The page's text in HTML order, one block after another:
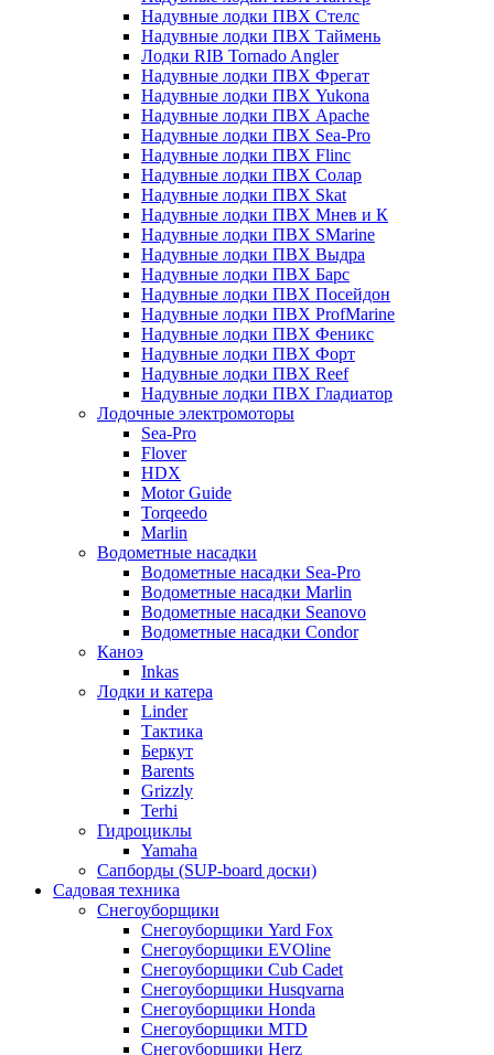
Надувные лодки ПВХ Стелс
Надувные лодки ПВХ Таймень
Лодки RIB Tornado Angler
Надувные лодки ПВХ Фрегат
Надувные лодки ПВХ Yukona
Надувные лодки ПВХ Apache
Надувные лодки ПВХ Sea-Pro
Надувные лодки ПВХ Flinc
Надувные лодки ПВХ Солар
Надувные лодки ПВХ Skat
Надувные лодки ПВХ Мнев и К
Надувные лодки ПВХ SMarine
Надувные лодки ПВХ Выдра
Надувные лодки ПВХ Барс
Надувные лодки ПВХ Посейдон
Надувные лодки ПВХ ProfMarine
Надувные лодки ПВХ Феникс
Надувные лодки ПВХ Форт
Надувные лодки ПВХ Reef
Надувные лодки ПВХ Гладиатор
Лодочные электромоторы
Sea-Pro
Flover
HDX
Motor Guide
Torqeedo
Marlin
Водометные насадки
Водометные насадки Sea-Pro
Водометные насадки Marlin
Водометные насадки Seanovo
Водометные насадки Condor
Каноэ
Inkas
Лодки и катера
Linder
Тактика
Беркут
Barents
Grizzly
Terhi
Гидроциклы
Yamaha
Сапборды (SUP-board доски)
Садовая техника
Снегоуборщики
Снегоуборщики Yard Fox
Снегоуборщики EVOline
Снегоуборщики Cub Cadet
Снегоуборщики Husqvarna
Снегоуборщики Honda
Снегоуборщики MTD
Снегоуборщики Herz